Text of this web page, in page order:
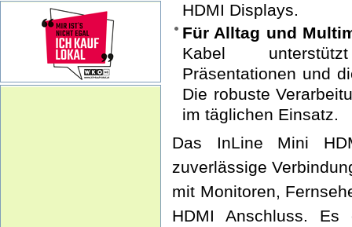
HDMI Displays.
Für Alltag und
Kabel
Präsentationen und
Die robuste
im täglichen Einsatz.
Das InLine Mini
zuverlässige
mit Monitoren,
HDMI Anschluss.